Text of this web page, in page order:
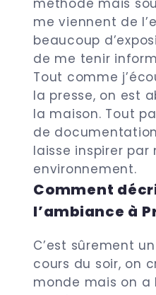
méthode mais
me viennent de
beaucoup
de me tenir
Tout comme
la presse, on est
la maison. Tout
de
laisse inspirer par
environnement.
Comment
l’ambiance à
C’est sûrement
cours du soir, on
monde mais on a